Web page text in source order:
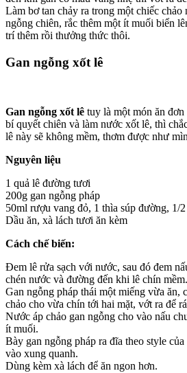
Làm bơ tan chảy ra trong một chiếc
ngỗng chiên, rắc thêm một ít muối biển
trí thêm rồi thưởng thức thôi.
Gan ngỗng xốt lê
Gan ngỗng xốt lê tuy là một món ăn
bí quyết chiên và làm nước xốt lê, thì
lê này sẽ không mềm, thơm được như
Nguyên liệu
1 quả lê đường tươi
200g gan ngỗng pháp
50ml rượu vang đỏ, 1 thìa súp đường, 1/
Dầu ăn, xà lách tươi ăn kèm
Cách chế biến:
Đem lê rửa sạch với nước, sau đó đem
chén nước và đường đến khi lê chín mềm.
Gan ngỗng pháp thái một miếng vừa ăn,
chảo cho vừa chín tới hai mặt, vớt ra để
Nước áp chảo gan ngỗng cho vào nấu
ít muối.
Bày gan ngỗng pháp ra đĩa theo style
vào xung quanh.
Dùng kèm xà lách để ăn ngon hơn.